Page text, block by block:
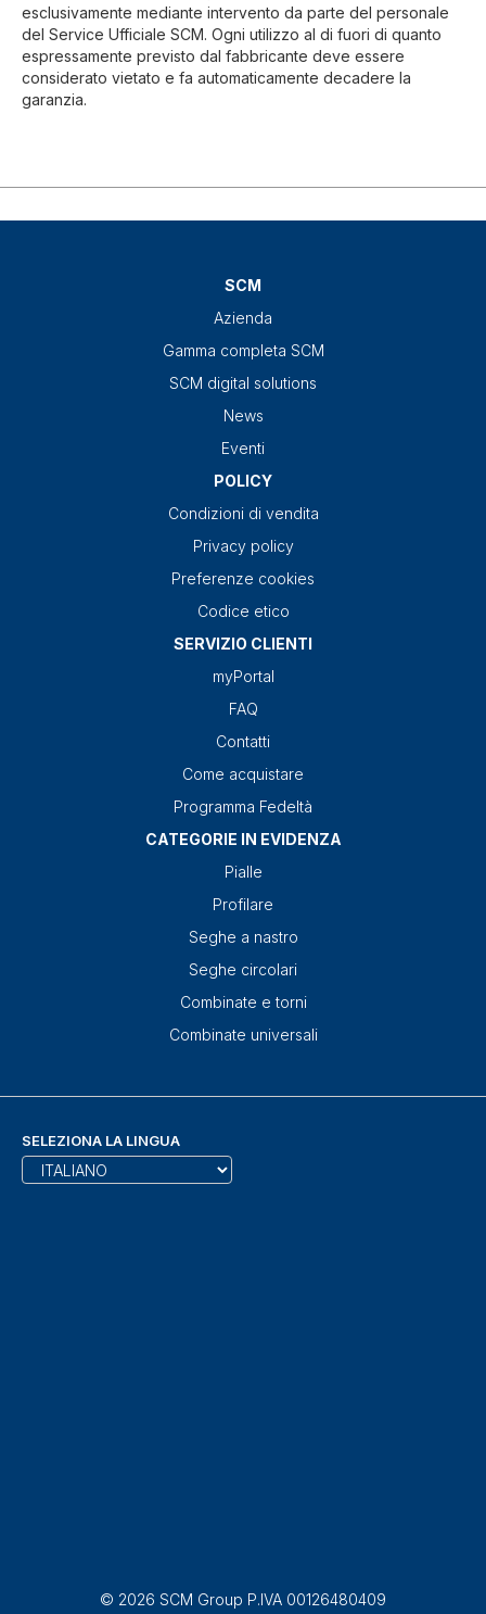
esclusivamente mediante intervento da parte del personale
del Service Ufficiale SCM. Ogni utilizzo al di fuori di quanto
espressamente previsto dal fabbricante deve essere
considerato vietato e fa automaticamente decadere la
garanzia.
SCM
Azienda
Gamma completa SCM
SCM digital solutions
News
Eventi
POLICY
Condizioni di vendita
Privacy policy
Preferenze cookies
Codice etico
SERVIZIO CLIENTI
myPortal
FAQ
Contatti
Come acquistare
Programma Fedeltà
CATEGORIE IN EVIDENZA
Pialle
Profilare
Seghe a nastro
Seghe circolari
Combinate e torni
Combinate universali
SELEZIONA LA LINGUA
© 2026 SCM Group P.IVA 00126480409